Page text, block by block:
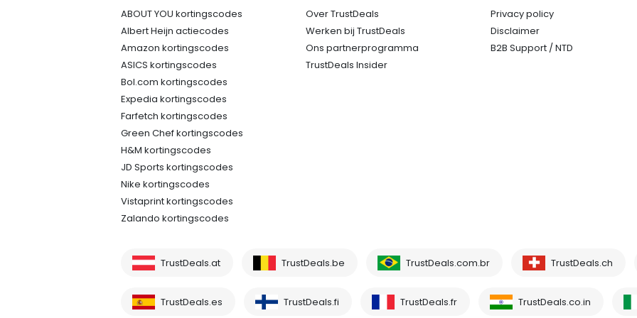
ABOUT YOU kortingscodes
Albert Heijn actiecodes
Amazon kortingscodes
ASICS kortingscodes
Bol.com kortingscodes
Expedia kortingscodes
Farfetch kortingscodes
Green Chef kortingscodes
H&M kortingscodes
JD Sports kortingscodes
Nike kortingscodes
Vistaprint kortingscodes
Zalando kortingscodes
Over TrustDeals
Werken bij TrustDeals
Ons partnerprogramma
TrustDeals Insider
Privacy policy
Disclaimer
B2B Support / NTD
TrustDeals.at TrustDeals.be TrustDeals.com.br TrustDeals.ch
TrustDeals.es TrustDeals.fi TrustDeals.fr TrustDeals.co.in